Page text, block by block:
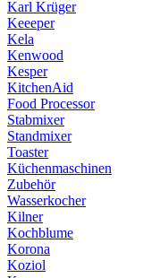
Karl Krüger
Keeeper
Kela
Kenwood
Kesper
KitchenAid
Food Processor
Stabmixer
Standmixer
Toaster
Küchenmaschinen
Zubehör
Wasserkocher
Kilner
Kochblume
Korona
Koziol